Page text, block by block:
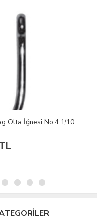
Olta İğnesi No:4 1/10